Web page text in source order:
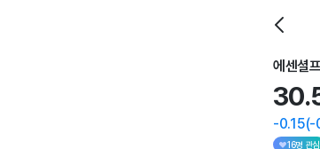
에센셜
30.
-0.15(-
16명 관심